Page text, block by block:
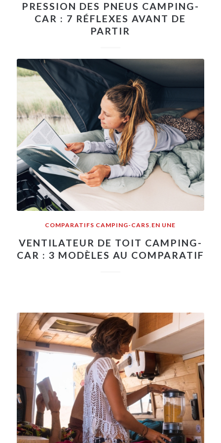
PRESSION DES PNEUS CAMPING-
CAR : 7 RÉFLEXES AVANT DE
PARTIR
COMPARATIFS CAMPING-CARS EN UNE
VENTILATEUR DE TOIT CAMPING-
CAR : 3 MODÈLES AU COMPARATIF